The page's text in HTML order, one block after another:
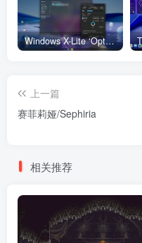
Windows X-Lite ‘Optimum 11’ 25H2 Pro v2
上一篇
赛菲莉娅/Sephiria
相关推荐